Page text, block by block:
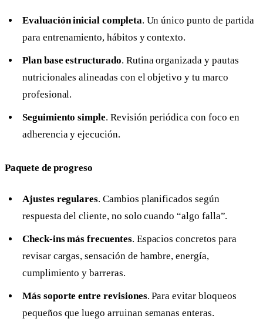
Evaluación inicial completa. Un único punto de partida
para entrenamiento, hábitos y contexto.
Plan base estructurado. Rutina organizada y pautas
nutricionales alineadas con el objetivo y tu marco
profesional.
Seguimiento simple. Revisión periódica con foco en
adherencia y ejecución.
Paquete de progreso
Ajustes regulares. Cambios planificados según
respuesta del cliente, no solo cuando “algo falla”.
Check-ins más frecuentes. Espacios concretos para
revisar cargas, sensación de hambre, energía,
cumplimiento y barreras.
Más soporte entre revisiones. Para evitar bloqueos
pequeños que luego arruinan semanas enteras.